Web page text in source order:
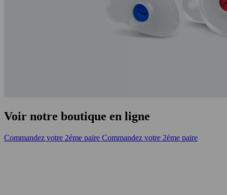
Voir notre boutique en ligne
Commandez votre 2éme paire Commandez votre 2éme paire